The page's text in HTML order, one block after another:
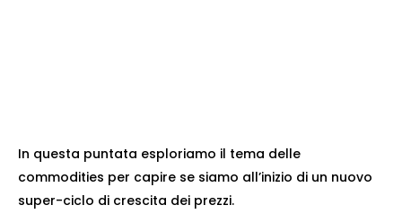
In questa puntata esploriamo il tema delle
commodities per capire se siamo all’inizio di un nuovo
super-ciclo di crescita dei prezzi.